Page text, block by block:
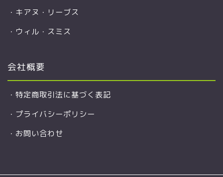
・ キアヌ・リーブス
・ ウィル・スミス
会社概要
・ 特定商取引法に基づく表記
・ プライバシーポリシー
・ お問い合わせ